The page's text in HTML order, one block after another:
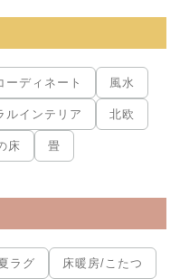
ーディネート 風水
ルインテリア 北欧
床 畳
ラグ 床暖房/こたつ